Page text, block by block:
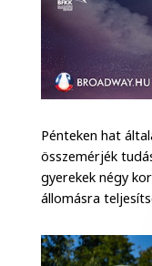
Pénteken hat
összemérjék
gyerekek négy
állomásra